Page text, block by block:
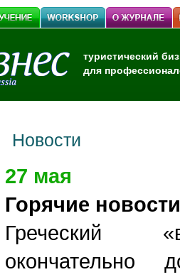
туристический
для
Новости
27 мая
Горячие новости
Греческий
окончательно